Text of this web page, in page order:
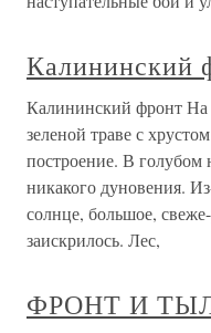
Калининский
Калининский фронт На
зеленой траве с
построение. В
никакого дуновения.
солнце, большое,
заискрилось. Лес,
ФРОНТ И